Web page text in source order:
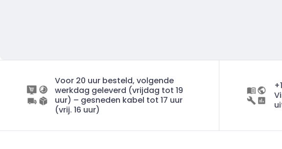
Voor 20 uur besteld, volgende
werkdag geleverd (vrijdag tot 19
uur) – gesneden kabel tot 17 uur
(vrij. 16 uur)